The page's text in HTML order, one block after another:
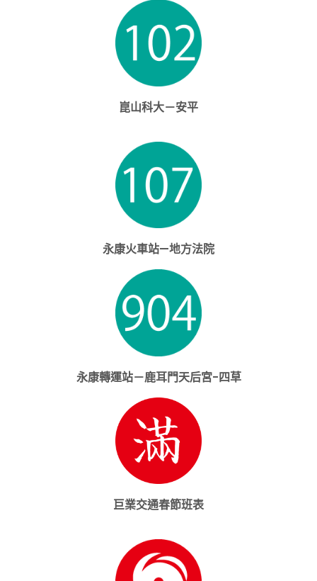
崑山科大－安平
永康火車站—地方法院
永康轉運站－鹿耳門天后宮-四草
巨業交通春節班表